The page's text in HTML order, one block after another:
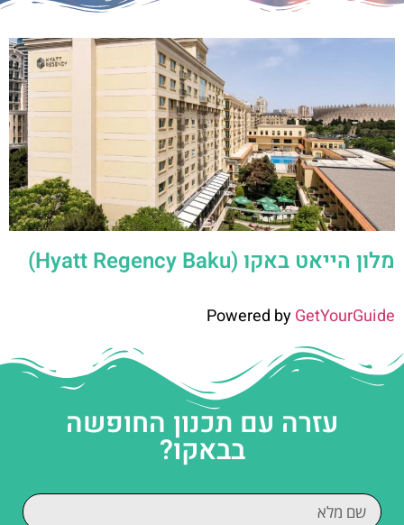
מלון הייאט באקו (Hyatt Regency Baku)
Powered byGetYourGuide
עזרה עם תכנון החופשה
בבאקו?